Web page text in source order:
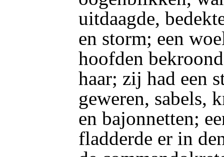
uitdaagde,
en storm; een
hoofden
haar; zij had een
geweren, sabels,
en bajonnetten;
fladderde er in